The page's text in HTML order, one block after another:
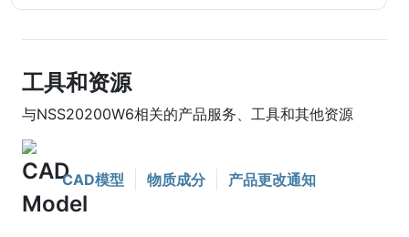
工具和资源
与NSS20200W6相关的产品服务、工具和其他资源
CAD模型 物质成分 产品更改通知